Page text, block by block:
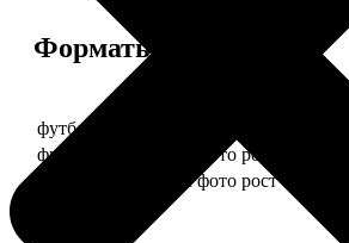
Форматы и цены
футболка детская с фото рост 118 см
футболка детская с фото рост 128 см
футболка детская с фото рост 134 см